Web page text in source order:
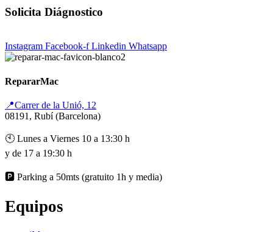
Solicita Diágnostico
Instagram Facebook-f Linkedin Whatsapp
RepararMac
📍Carrer de la Unió, 12
08191, Rubí (Barcelona)
🕙 Lunes a Viernes 10 a 13:30 h
y de 17 a 19:30 h
🅿️ Parking a 50mts (gratuito 1h y media)
Equipos